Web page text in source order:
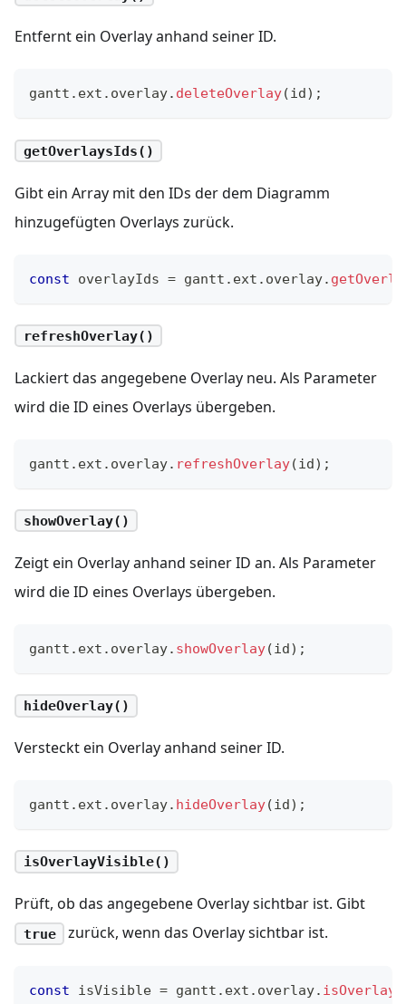
Entfernt ein Overlay anhand seiner ID.
gantt . ext . overlay. deleteOverlay(id ) ;
getOverlaysIds()
Gibt ein Array mit den IDs der dem Diagramm
hinzugefügten Overlays zurück.
const overlayIds = gantt . ext . overlay.
refreshOverlay()
Lackiert das angegebene Overlay neu. Als Parameter
wird die ID eines Overlays übergeben.
gantt . ext . overlay. refreshOverlay(id) ;
showOverlay()
Zeigt ein Overlay anhand seiner ID an. Als Parameter
wird die ID eines Overlays übergeben.
gantt . ext . overlay. showOverlay(id) ;
hideOverlay()
Versteckt ein Overlay anhand seiner ID.
gantt . ext . overlay. hideOverlay(id) ;
isOverlayVisible()
Prüft, ob das angegebene Overlay sichtbar ist. Gibt
true zurück, wenn das Overlay sichtbar ist.
const isVisible = gantt . ext . overlay.